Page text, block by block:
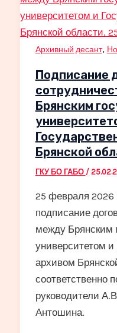
Архивный десант,
Подписание
Брянским
Брянской
ГКУ БО ГАБО /
25 февраля 2026
подписание
между Брянским
университетом
архивом
соответственно
руководители
Антошина.